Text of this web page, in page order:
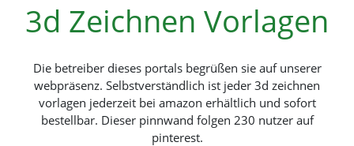
3d Zeichnen Vorlagen
Die betreiber dieses portals begrüßen sie auf unserer
webpräsenz. Selbstverständlich ist jeder 3d zeichnen
vorlagen jederzeit bei amazon erhältlich und sofort
bestellbar. Dieser pinnwand folgen 230 nutzer auf
pinterest.